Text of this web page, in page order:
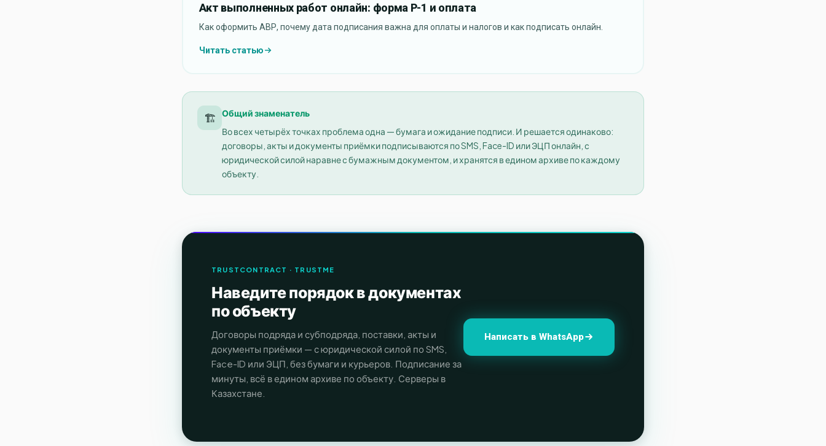
Акт выполненных работ онлайн: форма Р-1 и оплата
Как оформить АВР, почему дата подписания важна для оплаты и налогов и как подписать онлайн.
Читать статью
🏗️
Общий знаменатель
Во всех четырёх точках проблема одна — бумага и ожидание подписи. И решается одинаково:
договоры, акты и документы приёмки подписываются по SMS, Face-ID или ЭЦП онлайн, с
юридической силой наравне с бумажным документом, и хранятся в едином архиве по каждому
объекту.
TRUSTCONTRACT · TRUSTME
Наведите порядок в документах
по объекту
Договоры подряда и субподряда, поставки, акты и
документы приёмки — с юридической силой по SMS,
Face-ID или ЭЦП, без бумаги и курьеров. Подписание за
минуты, всё в едином архиве по объекту. Серверы в
Казахстане.
Написать в WhatsApp